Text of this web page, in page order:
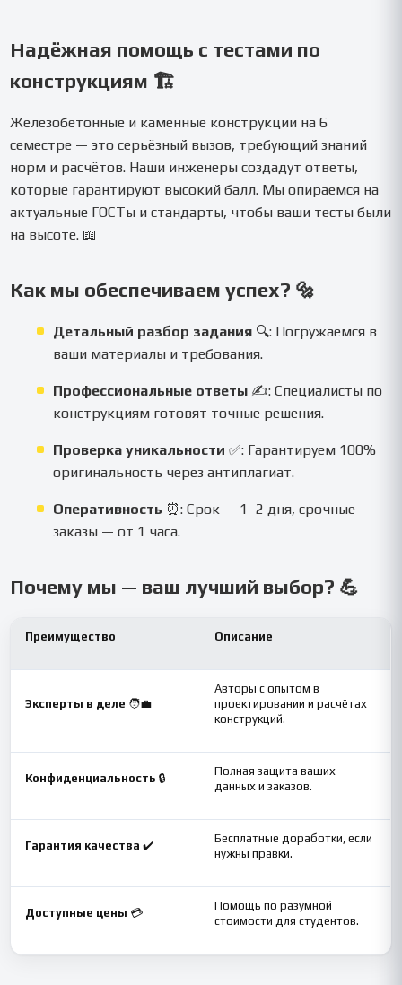
Надёжная помощь с тестами по
конструкциям 🏗️
Железобетонные и каменные конструкции на 6
семестре — это серьёзный вызов, требующий знаний
норм и расчётов. Наши инженеры создадут ответы,
которые гарантируют высокий балл. Мы опираемся на
актуальные ГОСТы и стандарты, чтобы ваши тесты были
на высоте. 📖
Как мы обеспечиваем успех? 🔩
Детальный разбор задания 🔍: Погружаемся в
ваши материалы и требования.
Профессиональные ответы ✍️: Специалисты по
конструкциям готовят точные решения.
Проверка уникальности ✅: Гарантируем 100%
оригинальность через антиплагиат.
Оперативность ⏰: Срок — 1–2 дня, срочные
заказы — от 1 часа.
Почему мы — ваш лучший выбор? 💪
Преимущество Описание
Эксперты в деле 🧑‍💼
Авторы с опытом в
проектировании и расчётах
конструкций.
Конфиденциальность 🔒
Полная защита ваших
данных и заказов.
Гарантия качества ✔️
Бесплатные доработки, если
нужны правки.
Доступные цены 💳
Помощь по разумной
стоимости для студентов.